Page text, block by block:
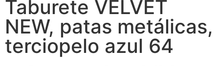
Taburete VELVET
NEW, patas metálicas,
terciopelo azul 64